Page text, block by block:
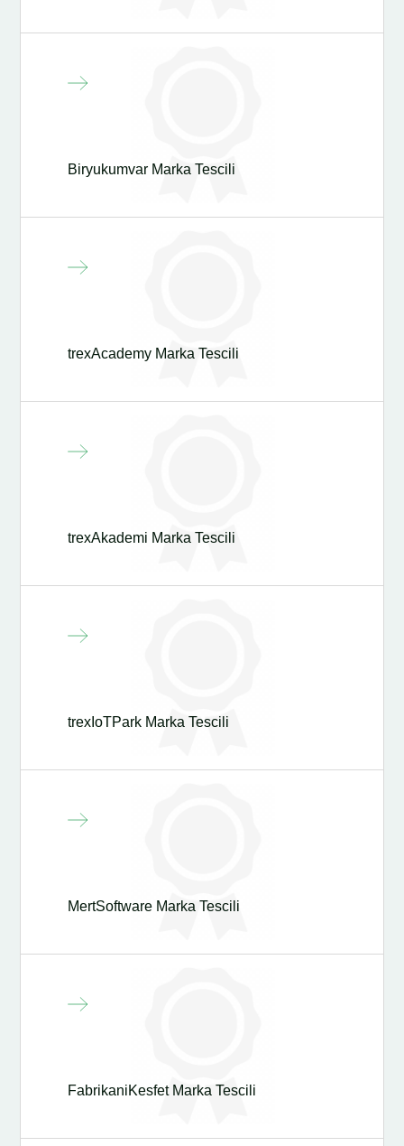
Biryukumvar Marka Tescili
trexAcademy Marka Tescili
trexAkademi Marka Tescili
trexIoTPark Marka Tescili
MertSoftware Marka Tescili
FabrikaniKesfet Marka Tescili